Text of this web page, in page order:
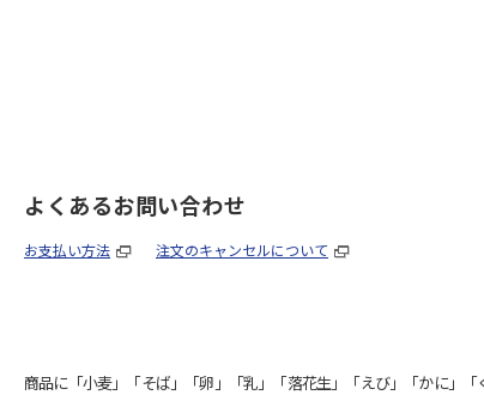
よくあるお問い合わせ
お支払い方法 注文のキャンセルについて
商品に「小麦」「そば」「卵」「乳」「落花生」「えび」「かに」